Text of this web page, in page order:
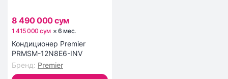
8 490 000 сум
1 415 000 сум ×6 мес.
Кондиционер Premier
PRMSM-12N8E6-INV
Бренд: Premier